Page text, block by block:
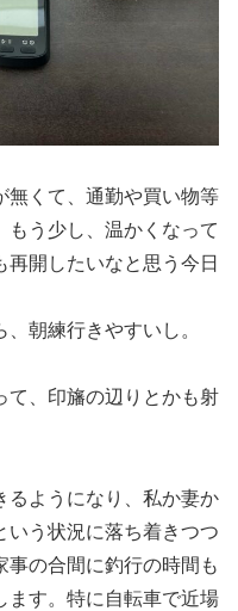
無くて、通勤や買い物等
もう少し、温かくなって
再開したいなと思う今日
朝練行きやすいし。
て、印旛の辺りとかも射
るようになり、私か妻か
いう状況に落ち着きつつ
事の合間に釣行の時間も
ます。特に自転車で近場